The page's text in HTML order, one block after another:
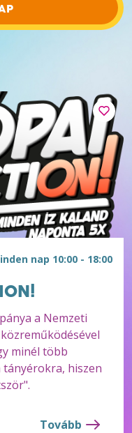
nap 10:00 - 18:00
a Nemzeti
minél több
hiszen
Tovább